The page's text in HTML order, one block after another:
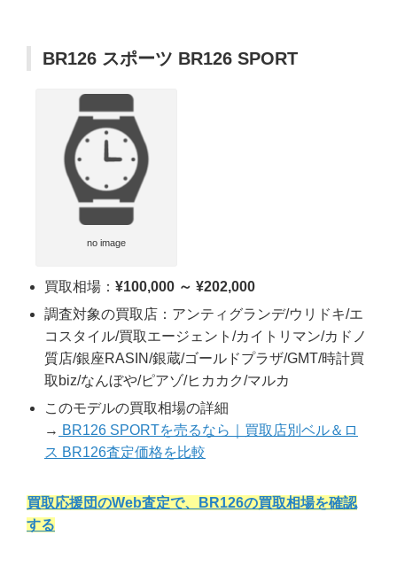
BR126 スポーツ BR126 SPORT
no image
買取相場： ¥100,000 ～ ¥202,000
調査対象の買取店：アンティグランデ/ウリドキ/エ
コスタイル/買取エージェント/カイトリマン/カドノ
質店/銀座RASIN/銀蔵/ゴールドプラザ/GMT/時計買
取biz/なんぼや/ピアゾ/ヒカカク/マルカ
このモデルの買取相場の詳細
→ BR126 SPORTを売るなら｜買取店別ベル＆ロ
ス BR126査定価格を比較
買取応援団のWeb査定で、BR126の買取相場を確認
する